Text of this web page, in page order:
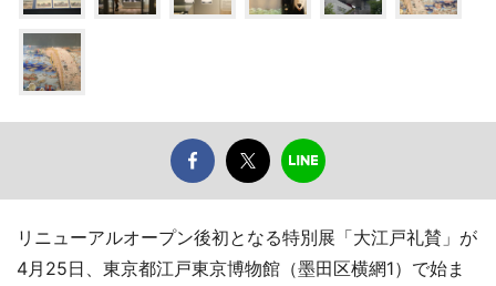
リニューアルオープン後初となる特別展「大江戸礼賛」が
4月25日、東京都江戸東京博物館（墨田区横網1）で始ま